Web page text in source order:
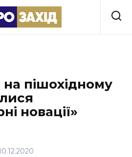
пішохідному
новації»